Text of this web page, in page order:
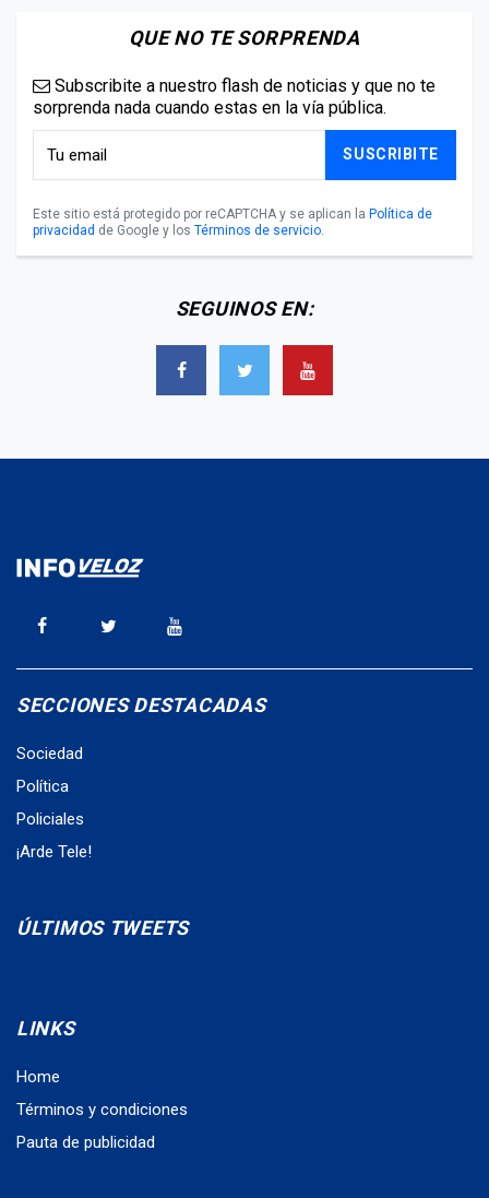
QUE NO TE SORPRENDA
Subscribite a nuestro flash de noticias y que no te
sorprenda nada cuando estas en la vía pública.
SUSCRIBITE
Este sitio está protegido por reCAPTCHA y se aplican la Política de
privacidad de Google y los Términos de servicio.
SEGUINOS EN:
SECCIONES DESTACADAS
Sociedad
Política
Policiales
¡Arde Tele!
ÚLTIMOS TWEETS
LINKS
Home
Términos y condiciones
Pauta de publicidad